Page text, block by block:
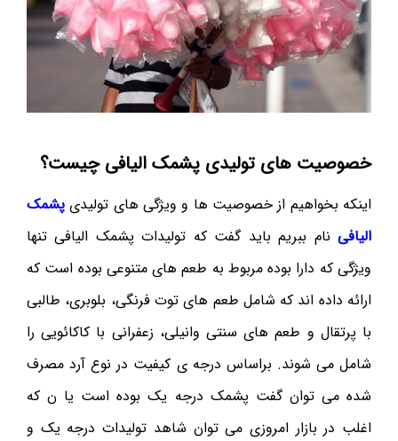
خصوصیت های تولیدی پشمک الیافی چیست؟
اینکه بخواهیم از خصوصیت ها و ویژگی های تولیدی پشمک
الیافی نام ببریم باید گفت که تولیدات پشمک الیافی تنها
ویژگی که دارا بوده مربوط به طعم های متنوعی بوده است که
ارائه داده اند که شامل طعم های توت فرنگی، بلوبری، طالبی
با پرتقال و طعم های سنتی وانیلی، زعفرانی با کاکائویی را
شامل می شوند. براساس درجه ی کیفیت در نوع آرد مصرف
شده می توان گفت پشمک درجه یک بوده است یا ن که
اغلب در بازار امروزی می توان شاهد تولیدات درجه یک و